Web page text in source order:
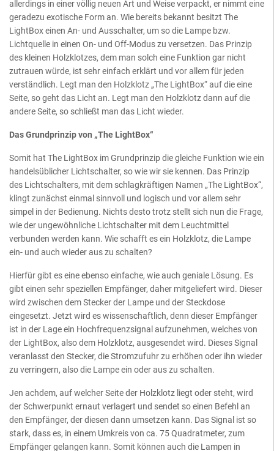
allerdings in einer völlig neuen Art und Weise verpackt, er nimmt eine
geradezu exotische Form an. Wie bereits bekannt besitzt The
LightBox einen An- und Ausschalter, um so die Lampe bzw.
Lichtquelle in einen On- und Off-Modus zu versetzen. Das Prinzip
des kleinen Holzklotzes, dem man solch eine Funktion gar nicht
zutrauen würde, ist sehr einfach erklärt und vor allem für jeden
verständlich. Legt man den Holzklotz „The LightBox“ auf die eine
Seite, so geht das Licht an. Legt man den Holzklotz dann auf die
andere Seite, so schließt man das Licht wieder.
Das Grundprinzip von „The LightBox“
Somit hat The LightBox im Grundprinzip die gleiche Funktion wie ein
handelsüblicher Lichtschalter, so wie wir sie kennen. Das Prinzip
des Lichtschalters, mit dem schlagkräftigen Namen „The LightBox“,
klingt zunächst einmal sinnvoll und logisch und vor allem sehr
simpel in der Bedienung. Nichts desto trotz stellt sich nun die Frage,
wie der ungewöhnliche Lichtschalter mit dem Leuchtmittel
verbunden werden kann. Wie schafft es ein Holzklotz, die Lampe
ein- und auch wieder aus zu schalten?
Hierfür gibt es eine ebenso einfache, wie auch geniale Lösung. Es
gibt einen sehr speziellen Empfänger, daher mitgeliefert wird. Dieser
wird zwischen dem Stecker der Lampe und der Steckdose
eingesetzt. Jetzt wird es wissenschaftlich, denn dieser Empfänger
ist in der Lage ein Hochfrequenzsignal aufzunehmen, welches von
der LightBox, also dem Holzklotz, ausgesendet wird. Dieses Signal
veranlasst den Stecker, die Stromzufuhr zu erhöhen oder ihn wieder
zu verringern, also die Lampe ein oder aus zu schalten.
Jen achdem, auf welcher Seite der Holzklotz liegt oder steht, wird
der Schwerpunkt ernaut verlagert und sendet so einen Befehl an
den Empfänger, der diesen dann umsetzen kann. Das Signal ist so
stark, dass es, in einem Umkreis von ca. 75 Quadratmeter, zum
Empfänger gelangen kann. Somit können auch die Lampen in